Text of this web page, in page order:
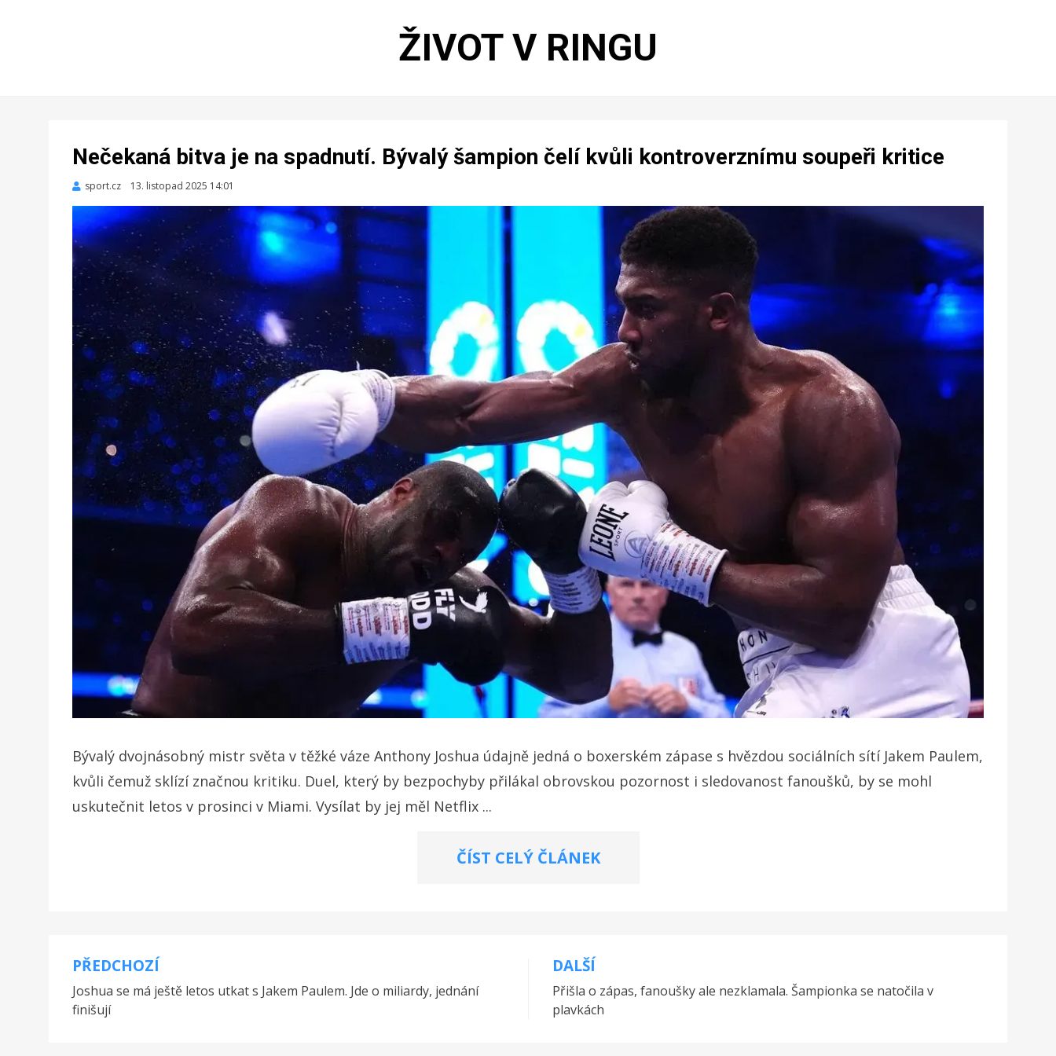
ŽIVOT V RINGU
Nečekaná bitva je na spadnutí. Bývalý šampion čelí kvůli kontroverznímu soupeři kritice
sport.cz
Zveřejněno
13. listopad 2025 14:01
Bývalý dvojnásobný mistr světa v těžké váze Anthony Joshua údajně jedná o boxerském zápase s hvězdou sociálních sítí Jakem Paulem,
kvůli čemuž sklízí značnou kritiku. Duel, který by bezpochyby přilákal obrovskou pozornost i sledovanost fanoušků, by se mohl
uskutečnit letos v prosinci v Miami. Vysílat by jej měl Netflix ...
ČÍST CELÝ ČLÁNEK
Navigace
pro
PŘEDCHOZÍ
Joshua se má ještě letos utkat s Jakem Paulem. Jde o miliardy, jednání
finišují
DALŠÍ
Přišla o zápas, fanoušky ale nezklamala. Šampionka se natočila v
plavkách